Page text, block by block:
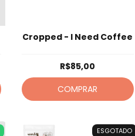
Cropped - I Need Coffee
R$85,00
COMPRAR
ESGOTADO